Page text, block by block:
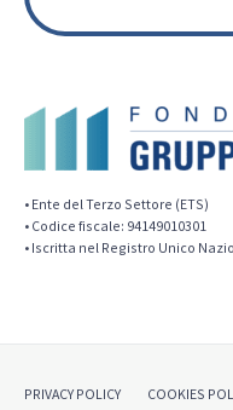
• Ente del Terzo Settore (ETS)
• Codice fiscale: 94149010301
• Iscritta nel Registro Unico
PRIVACY POLICY COOKIES